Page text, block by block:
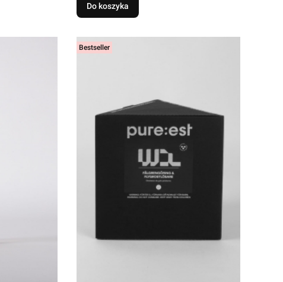
Do koszyka
Bestseller